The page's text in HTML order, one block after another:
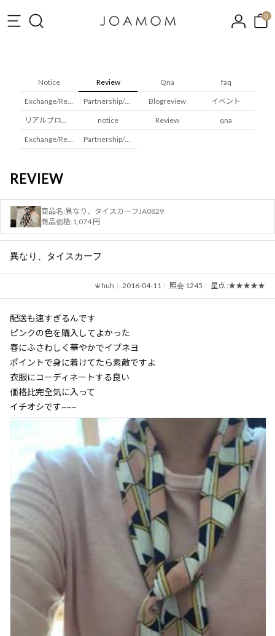
0
Notice Review Qna faq
Exchange/Returns Partnership/Wholesale Blogreview イベント
リアルブロガレビュー notice Review qna
Exchange/Returns Partnership/Wholesale
REVIEW
商品名:異なり、タイスカーフJA0829
商品価格: 1,074 円
異なり、タイスカーフ
huh 2016-04-11 照会 1245 星点 :★★★★★
配送も速すぎるんです
ピンクの色を購入してよかった
春にふさわしく華やかでイプネヨ
ポイントで身に着けてたら素敵ですよ
衣服にコーディネートする良い
価格比完全気に入って
イチオシです~~~